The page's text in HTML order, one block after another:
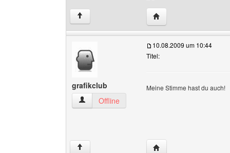
↑ Website dieses
grafikclub
grafikclub Benutzer-Profile anzeigen
Offline
10.08.2009 um 10:44
Titel:
Meine Stimme hast du auch!
↑ Website dieses